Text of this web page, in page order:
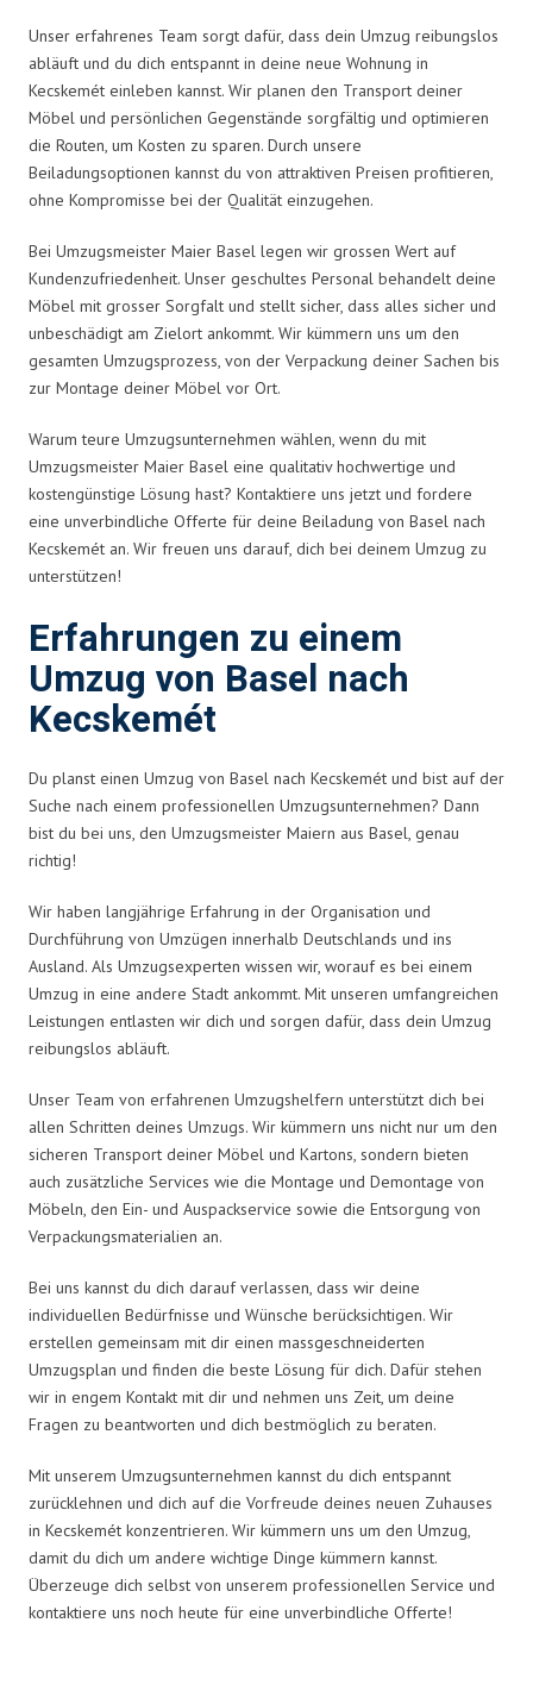
Unser erfahrenes Team sorgt dafür, dass dein Umzug reibungslos
abläuft und du dich entspannt in deine neue Wohnung in
Kecskemét einleben kannst. Wir planen den Transport deiner
Möbel und persönlichen Gegenstände sorgfältig und optimieren
die Routen, um Kosten zu sparen. Durch unsere
Beiladungsoptionen kannst du von attraktiven Preisen profitieren,
ohne Kompromisse bei der Qualität einzugehen.
Bei Umzugsmeister Maier Basel legen wir grossen Wert auf
Kundenzufriedenheit. Unser geschultes Personal behandelt deine
Möbel mit grosser Sorgfalt und stellt sicher, dass alles sicher und
unbeschädigt am Zielort ankommt. Wir kümmern uns um den
gesamten Umzugsprozess, von der Verpackung deiner Sachen bis
zur Montage deiner Möbel vor Ort.
Warum teure Umzugsunternehmen wählen, wenn du mit
Umzugsmeister Maier Basel eine qualitativ hochwertige und
kostengünstige Lösung hast? Kontaktiere uns jetzt und fordere
eine unverbindliche Offerte für deine Beiladung von Basel nach
Kecskemét an. Wir freuen uns darauf, dich bei deinem Umzug zu
unterstützen!
Erfahrungen zu einem
Umzug von Basel nach
Kecskemét
Du planst einen Umzug von Basel nach Kecskemét und bist auf der
Suche nach einem professionellen Umzugsunternehmen? Dann
bist du bei uns, den Umzugsmeister Maiern aus Basel, genau
richtig!
Wir haben langjährige Erfahrung in der Organisation und
Durchführung von Umzügen innerhalb Deutschlands und ins
Ausland. Als Umzugsexperten wissen wir, worauf es bei einem
Umzug in eine andere Stadt ankommt. Mit unseren umfangreichen
Leistungen entlasten wir dich und sorgen dafür, dass dein Umzug
reibungslos abläuft.
Unser Team von erfahrenen Umzugshelfern unterstützt dich bei
allen Schritten deines Umzugs. Wir kümmern uns nicht nur um den
sicheren Transport deiner Möbel und Kartons, sondern bieten
auch zusätzliche Services wie die Montage und Demontage von
Möbeln, den Ein- und Auspackservice sowie die Entsorgung von
Verpackungsmaterialien an.
Bei uns kannst du dich darauf verlassen, dass wir deine
individuellen Bedürfnisse und Wünsche berücksichtigen. Wir
erstellen gemeinsam mit dir einen massgeschneiderten
Umzugsplan und finden die beste Lösung für dich. Dafür stehen
wir in engem Kontakt mit dir und nehmen uns Zeit, um deine
Fragen zu beantworten und dich bestmöglich zu beraten.
Mit unserem Umzugsunternehmen kannst du dich entspannt
zurücklehnen und dich auf die Vorfreude deines neuen Zuhauses
in Kecskemét konzentrieren. Wir kümmern uns um den Umzug,
damit du dich um andere wichtige Dinge kümmern kannst.
Überzeuge dich selbst von unserem professionellen Service und
kontaktiere uns noch heute für eine unverbindliche Offerte!